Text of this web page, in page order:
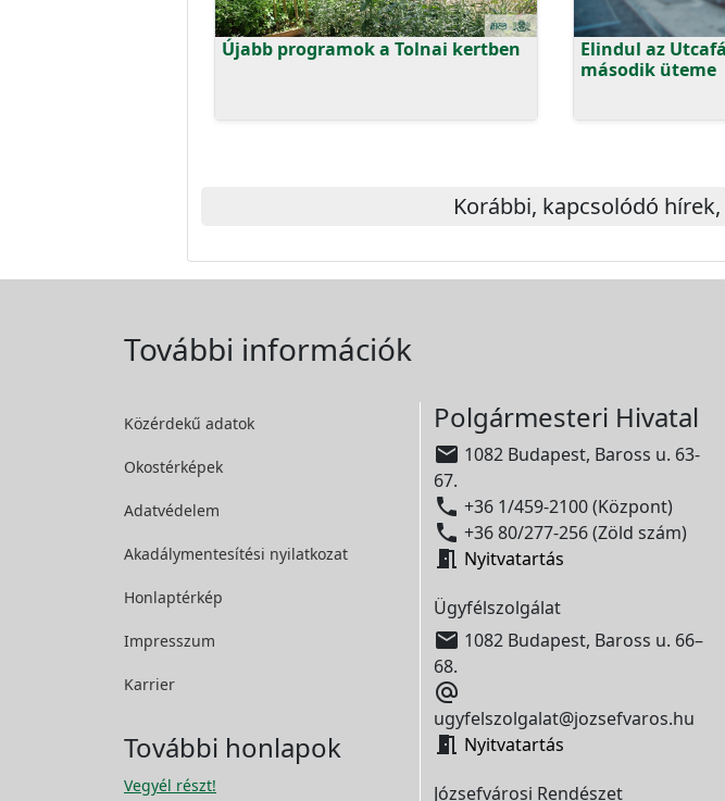
Újabb programok a Tolnai kertben
Elindul az
második üteme
Korábbi, kapcsolódó
További információk
Közérdekű adatok
Okostérképek
Adatvédelem
Akadálymentesítési nyilatkozat
Honlaptérkép
Impresszum
Karrier
További honlapok
Vegyél részt!
Polgármesteri Hivatal
 1082 Budapest, Baross u. 63-
67.
 +36 1/459-2100 (Központ)
 +36 80/277-256 (Zöld szám)
 Nyitvatartás
Ügyfélszolgálat
 1082 Budapest, Baross u. 66–
68.

ugyfelszolgalat@jozsefvaros.hu
 Nyitvatartás
Józsefvárosi Rendészet